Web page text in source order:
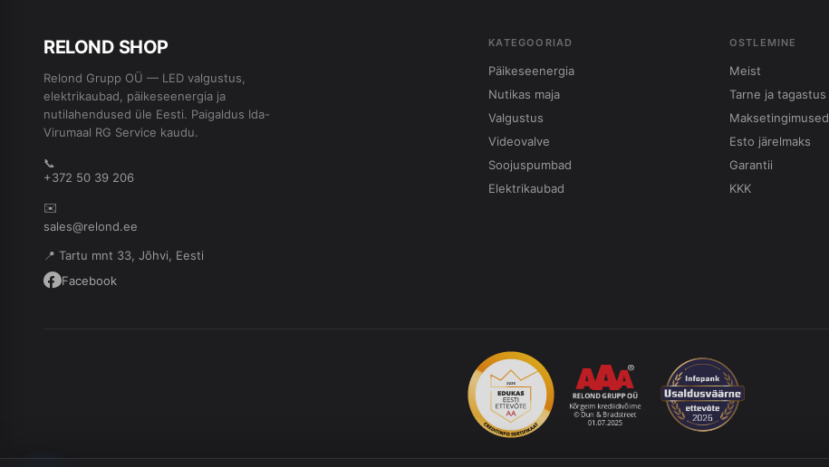
RELOND SHOP
Relond Grupp OÜ — LED valgustus,
elektrikaubad, päikeseenergia ja
nutilahendused üle Eesti. Paigaldus Ida-
Virumaal RG Service kaudu.
📞
+372 50 39 206
✉️
sales@relond.ee
📍 Tartu mnt 33, Jõhvi, Eesti
Facebook
KATEGOORIAD
Päikeseenergia
Nutikas maja
Valgustus
Videovalve
Soojuspumbad
Elektrikaubad
OSTLEMINE
Meist
Tarne ja tagastus
Maksetingimused
Esto järelmaks
Garantii
KKK